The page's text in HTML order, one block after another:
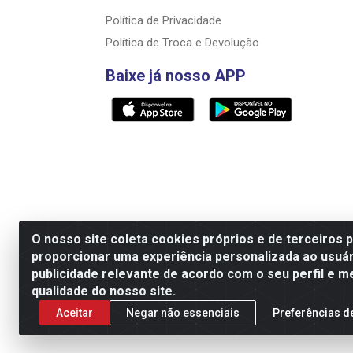
O nosso site coleta cookies próprios e de terceiros
proporcionar uma experiência personalizada ao
publicidade relevante de acordo com o seu perfil e
qualidade do nosso site.
Aceitar Negar não essenciais Preferências
Política de Privacidade
Política de Troca e Devolução
Baixe já nosso APP
Razão Social: Rally motos distribuidora,